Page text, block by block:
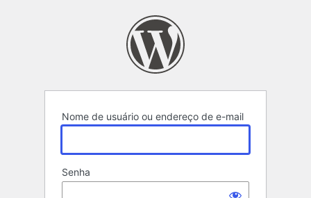
Nome de usuário ou endereço de e-mail
Senha